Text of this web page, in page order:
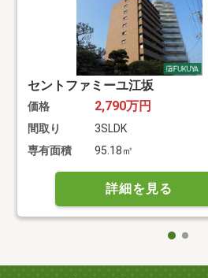
セントファミーユ江坂
価格 2,790万円
間取り
3SLDK
専有面積
95.18㎡
詳細を見る